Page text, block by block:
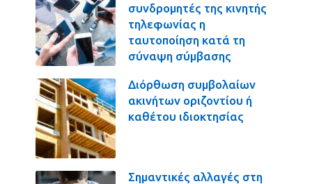
συνδρομητές της κινητής
τηλεφωνίας η
ταυτοποίηση κατά τη
σύναψη σύμβασης
Διόρθωση συμβολαίων
ακινήτων οριζοντίου ή
καθέτου ιδιοκτησίας
Σημαντικές αλλαγές στη